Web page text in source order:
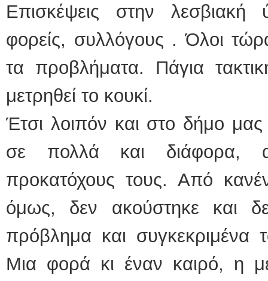
Επισκέψεις στην λεσβιακή
φορείς, συλλόγους . Όλοι
τα προβλήματα. Πάγια
μετρηθεί το κουκί.
Έτσι λοιπόν και στο δήμο μας
σε πολλά και διάφορα,
προκατόχους τους. Από
όμως, δεν ακούστηκε και
πρόβλημα και συγκεκριμένα
Μια φορά κι έναν καιρό, η